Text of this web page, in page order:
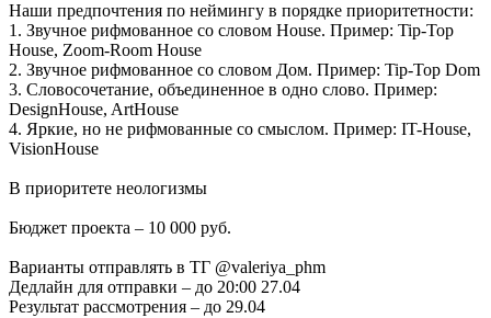
Наши предпочтения по неймингу в порядке приоритетности:
1. Звучное рифмованное со словом House. Пример: Tip-Top
House, Zoom-Room House
2. Звучное рифмованное со словом Дом. Пример: Tip-Top Dom
3. Словосочетание, объединенное в одно слово. Пример:
DesignHouse, ArtHouse
4. Яркие, но не рифмованные со смыслом. Пример: IT-House,
VisionHouse
В приоритете неологизмы
Бюджет проекта – 10 000 руб.
Варианты отправлять в ТГ @valeriya_phm
Дедлайн для отправки – до 20:00 27.04
Результат рассмотрения – до 29.04